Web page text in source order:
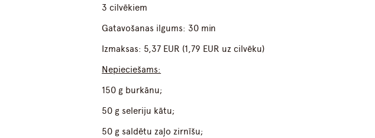
3 cilvēkiem
Gatavošanas ilgums: 30 min
Izmaksas: 5,37 EUR (1,79 EUR uz cilvēku)
Nepieciešams:
150 g burkānu;
50 g seleriju kātu;
50 g saldētu zaļo zirnīšu;